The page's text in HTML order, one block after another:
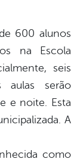
600 alunos
na Escola
seis
aulas serão
e noite. Esta
A
como